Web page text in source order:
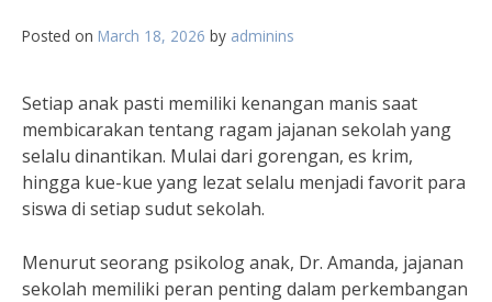
Posted on March 18, 2026 by adminins
Setiap anak pasti memiliki kenangan manis saat
membicarakan tentang ragam jajanan sekolah yang
selalu dinantikan. Mulai dari gorengan, es krim,
hingga kue-kue yang lezat selalu menjadi favorit para
siswa di setiap sudut sekolah.
Menurut seorang psikolog anak, Dr. Amanda, jajanan
sekolah memiliki peran penting dalam perkembangan